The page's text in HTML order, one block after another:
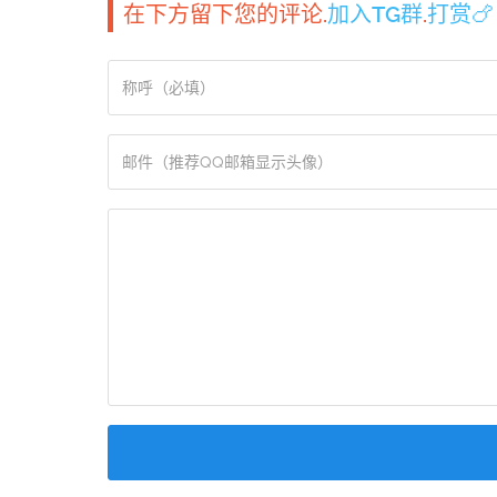
在下方留下您的评论.加入TG群.打赏🍗